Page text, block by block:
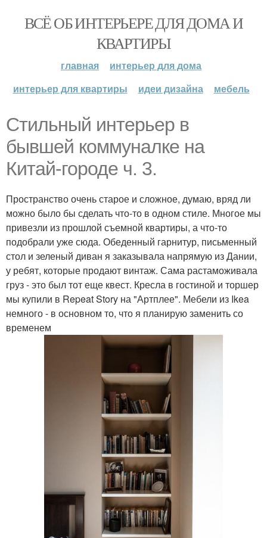
ВСЁ ОБ ИНТЕРЬЕРЕ ДЛЯ ДОМА И
КВАРТИРЫ
главная
интерьер для дома
интерьер для квартиры
идеи дизайна мебель
Стильный интерьер в
бывшей коммуналке на
Китай-городе ч. 3.
Пространство очень старое и сложное, думаю, вряд ли
можно было бы сделать что-то в одном стиле. Многое мы
привезли из прошлой съемной квартиры, а что-то
подобрали уже сюда. Обеденный гарнитур, письменный
стол и зеленый диван я заказывала напрямую из Дании,
у ребят, которые продают винтаж. Сама растаможивала
груз - это был тот еще квест. Кресла в гостиной и торшер
мы купили в Repeat Story на "Артплее". Мебели из Ikea
немного - в основном то, что я планирую заменить со
временем